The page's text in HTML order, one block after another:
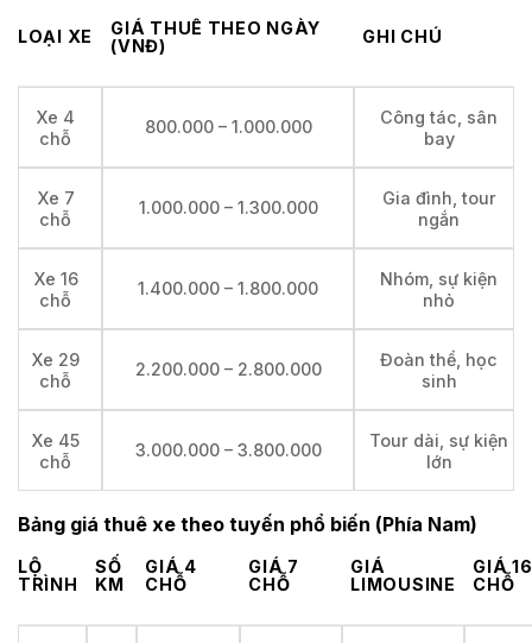
LOẠI XE
GIÁ THUÊ THEO NGÀY
(VNĐ)
GHI CHÚ
Xe 4
chỗ
800.000 – 1.000.000
Công tác, sân
bay
Xe 7
chỗ
1.000.000 – 1.300.000
Gia đình, tour
ngắn
Xe 16
chỗ
1.400.000 – 1.800.000
Nhóm, sự kiện
nhỏ
Xe 29
chỗ
2.200.000 – 2.800.000
Đoàn thể, học
sinh
Xe 45
chỗ
3.000.000 – 3.800.000
Tour dài, sự kiện
lớn
Bảng giá thuê xe theo tuyến phổ biến (Phía Nam)
LỘ
TRÌNH
SỐ
KM
GIÁ 4
CHỖ
GIÁ 7
CHỖ
GIÁ
LIMOUSINE
GIÁ 16
CHỖ